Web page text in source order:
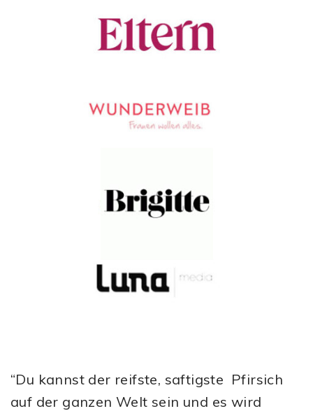
“Du kannst der reifste, saftigste Pfirsich
auf der ganzen Welt sein und es wird